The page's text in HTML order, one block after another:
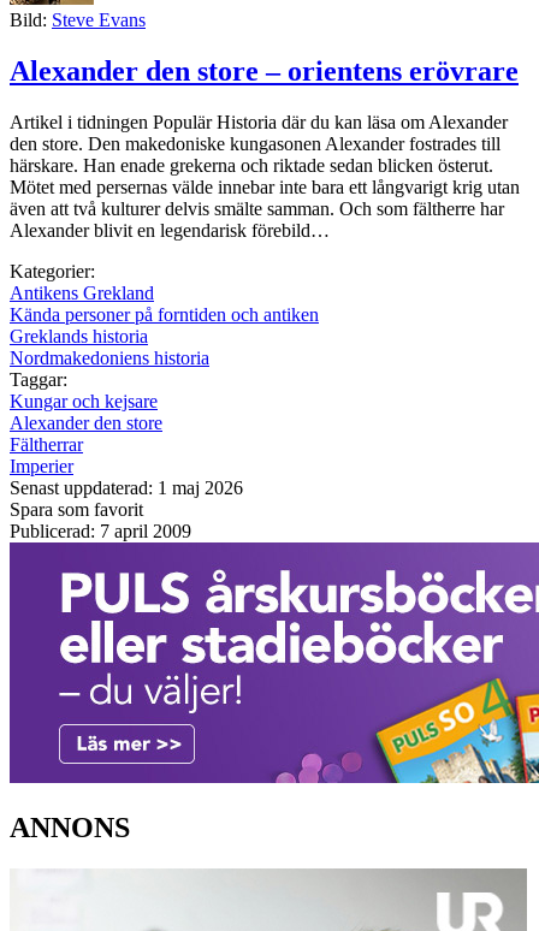
Bild: Steve Evans
Alexander den store – orientens erövrare
Artikel i tidningen Populär Historia där du kan läsa om Alexander
den store. Den makedoniske kungasonen Alexander fostrades till
härskare. Han enade grekerna och riktade sedan blicken österut.
Mötet med persernas välde innebar inte bara ett långvarigt krig utan
även att två kulturer delvis smälte samman. Och som fältherre har
Alexander blivit en legendarisk förebild…
Kategorier:
Antikens Grekland
Kända personer på forntiden och antiken
Greklands historia
Nordmakedoniens historia
Taggar:
Kungar och kejsare
Alexander den store
Fältherrar
Imperier
Senast uppdaterad: 1 maj 2026
Spara som favorit
Publicerad: 7 april 2009
ANNONS